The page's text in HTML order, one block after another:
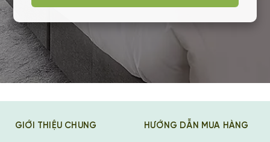
GIỚI THIỆU CHUNG HƯỚNG DẪN MUA HÀNG